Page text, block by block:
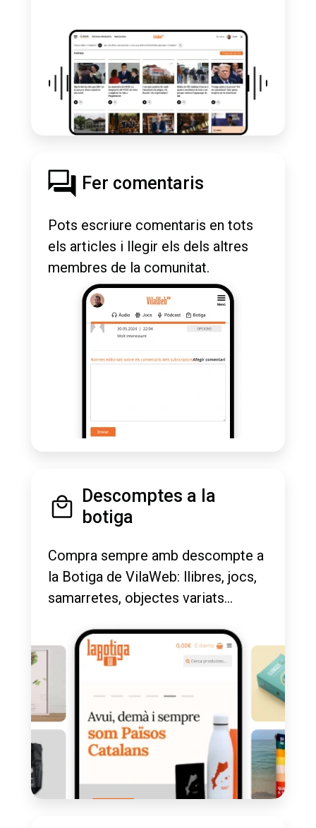
Fer comentaris
Pots escriure comentaris en tots
els articles i llegir els dels altres
membres de la comunitat.
Descomptes a la
botiga
Compra sempre amb descompte a
la Botiga de VilaWeb: llibres, jocs,
samarretes, objectes variats...